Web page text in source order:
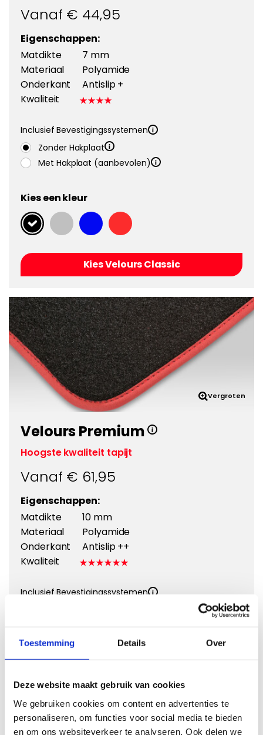
Toestemming Details Over
Deze website maakt gebruik van cookies
We gebruiken cookies om content en advertenties te
personaliseren, om functies voor social media te bieden
en om ons websiteverkeer te analyseren. Ook delen we
Vanaf € 44,95
Eigenschappen:
Matdikte
7 mm
Materiaal
Polyamide
Onderkant
Antislip +
Kwaliteit
Inclusief Bevestigingssystemen
Zonder Hakplaat
Met Hakplaat (aanbevolen)
Kies een kleur
Kies Velours Classic
Vergroten
Velours Premium
Hoogste kwaliteit tapijt
Vanaf € 61,95
Eigenschappen:
Matdikte
10 mm
Materiaal
Polyamide
Onderkant
Antislip ++
Kwaliteit
Inclusief Bevestigingssystemen
Kies een kleur